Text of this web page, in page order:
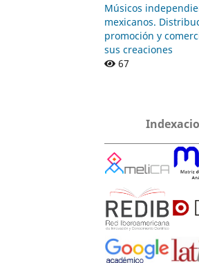
Músicos
mexicanos.
promoción y
sus creaciones
67